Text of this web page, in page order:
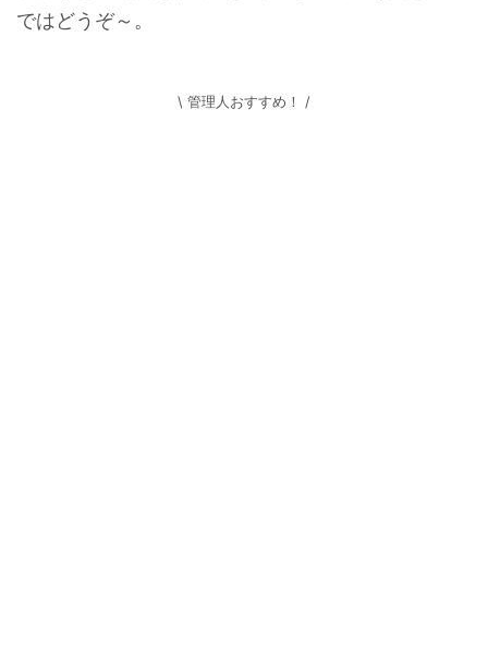
ではどうぞ～。
\ 管理人おすすめ！ /